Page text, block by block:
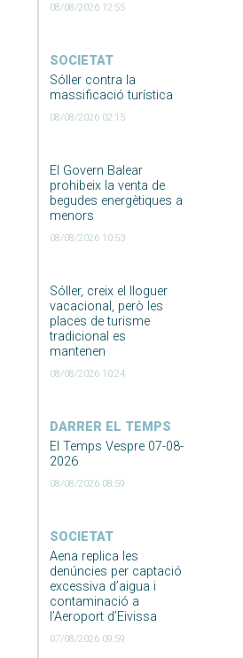
08/08/2026 12:55
SOCIETAT
Sóller contra la
massificació turística
08/08/2026 02:15
El Govern Balear
prohibeix la venta de
begudes energètiques a
menors
08/08/2026 10:53
Sóller, creix el lloguer
vacacional, però les
places de turisme
tradicional es
mantenen
08/08/2026 10:24
DARRER EL TEMPS
El Temps Vespre 07-08-
2026
08/08/2026 08:59
SOCIETAT
Aena replica les
denúncies per captació
excessiva d’aigua i
contaminació a
l’Aeroport d’Eivissa
07/08/2026 09:59